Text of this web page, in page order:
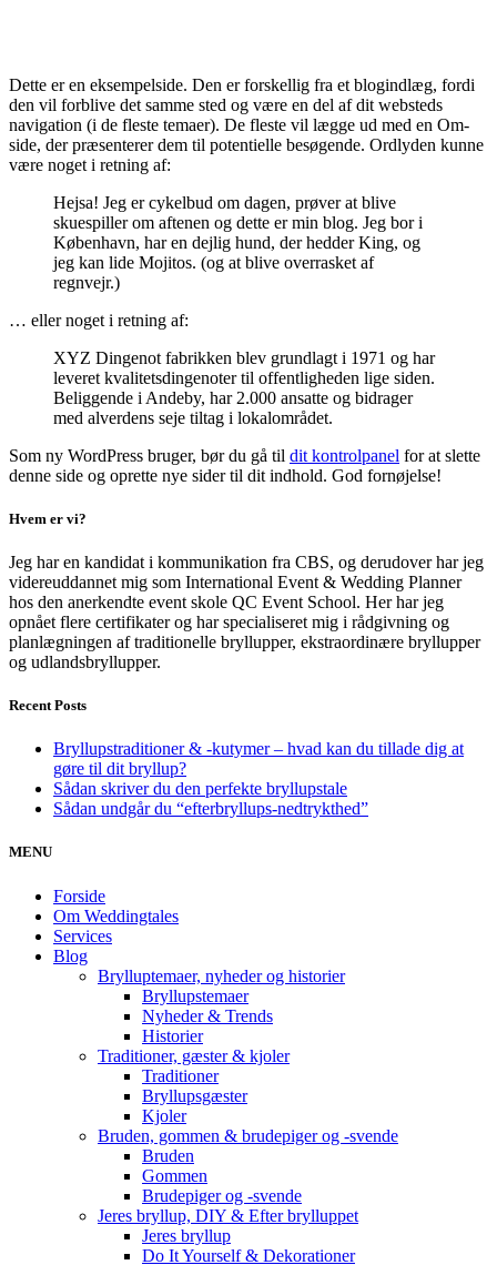
Dette er en eksempelside. Den er forskellig fra et blogindlæg, fordi
den vil forblive det samme sted og være en del af dit websteds
navigation (i de fleste temaer). De fleste vil lægge ud med en Om-
side, der præsenterer dem til potentielle besøgende. Ordlyden kunne
være noget i retning af:
Hejsa! Jeg er cykelbud om dagen, prøver at blive
skuespiller om aftenen og dette er min blog. Jeg bor i
København, har en dejlig hund, der hedder King, og
jeg kan lide Mojitos. (og at blive overrasket af
regnvejr.)
… eller noget i retning af:
XYZ Dingenot fabrikken blev grundlagt i 1971 og har
leveret kvalitetsdingenoter til offentligheden lige siden.
Beliggende i Andeby, har 2.000 ansatte og bidrager
med alverdens seje tiltag i lokalområdet.
Som ny WordPress bruger, bør du gå til dit kontrolpanel for at slette
denne side og oprette nye sider til dit indhold. God fornøjelse!
Hvem er vi?
Jeg har en kandidat i kommunikation fra CBS, og derudover har jeg
videreuddannet mig som International Event & Wedding Planner
hos den anerkendte event skole QC Event School. Her har jeg
opnået flere certifikater og har specialiseret mig i rådgivning og
planlægningen af traditionelle bryllupper, ekstraordinære bryllupper
og udlandsbryllupper.
Recent Posts
Bryllupstraditioner & -kutymer – hvad kan du tillade dig at
gøre til dit bryllup?
Sådan skriver du den perfekte bryllupstale
Sådan undgår du “efterbryllups-nedtrykthed”
MENU
Forside
Om Weddingtales
Services
Blog
Brylluptemaer, nyheder og historier
Bryllupstemaer
Nyheder & Trends
Historier
Traditioner, gæster & kjoler
Traditioner
Bryllupsgæster
Kjoler
Bruden, gommen & brudepiger og -svende
Bruden
Gommen
Brudepiger og -svende
Jeres bryllup, DIY & Efter brylluppet
Jeres bryllup
Do It Yourself & Dekorationer